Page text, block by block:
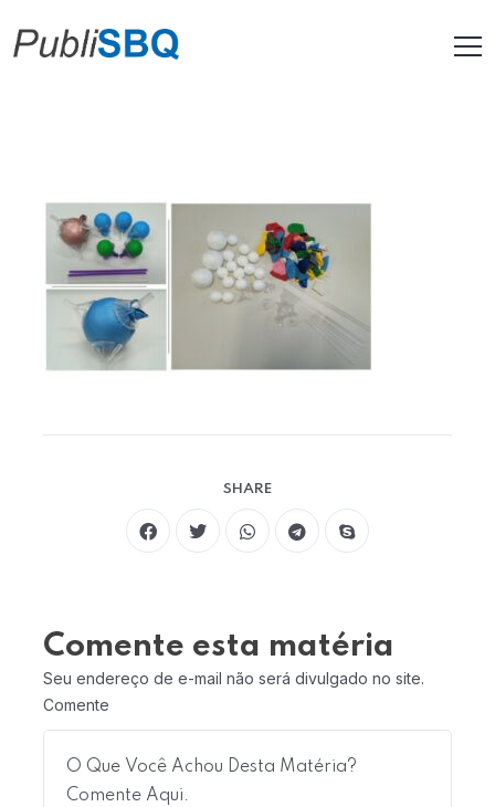
SHARE
Comente esta matéria
Seu endereço de e-mail não será divulgado no site.
Comente